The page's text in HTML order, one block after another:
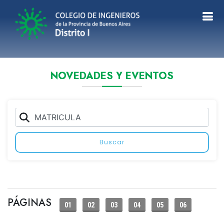
NOVEDADES Y EVENTOS
Buscar
PÁGINAS 01 02 03 04 05 06